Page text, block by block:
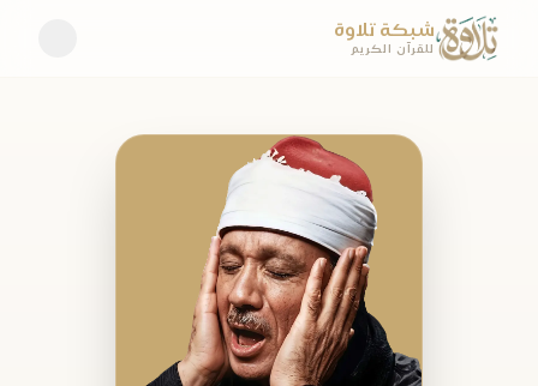
شبكة تلاوة
للقرآن الكريم